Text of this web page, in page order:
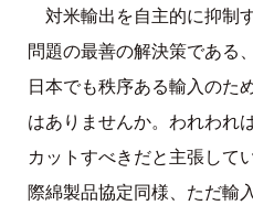
対米輸出を自主的に抑制
問題の最善の解決策である
日本でも秩序ある輸入のた
はありませんか。われわれ
カットすべきだと主張して
際綿製品協定同様、ただ輸